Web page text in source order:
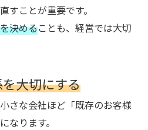
すことが重要です。
決めることも、経営では大切
大切にする
さな会社ほど「既存のお客様
なります。